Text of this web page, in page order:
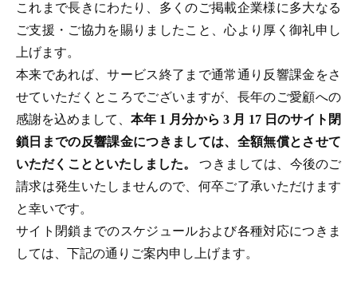
これまで長きにわたり、多くのご掲載企業様に多大なる
ご支援・ご協力を賜りましたこと、心より厚く御礼申し
上げます。
本来であれば、サービス終了まで通常通り反響課金をさ
せていただくところでございますが、長年のご愛顧への
感謝を込めまして、 本年 1 月分から 3 月 17 日のサイト閉
鎖日までの反響課金につきましては、全額無償とさせて
いただくことといたしました。つきましては、今後のご
請求は発生いたしませんので、何卒ご了承いただけます
と幸いです。
サイト閉鎖までのスケジュールおよび各種対応につきま
しては、下記の通りご案内申し上げます。